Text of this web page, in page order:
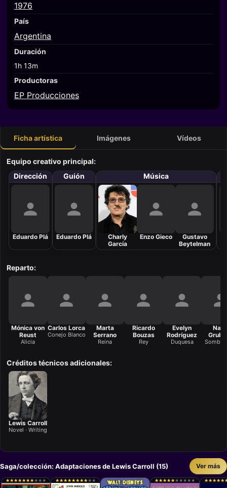
1976
País
Argentina
Duración
1h 13m
Productoras
EP Producciones
Ficha artística Imágenes Vídeos
Equipo creativo principal:
Dirección
Eduardo Plá
Guión
Eduardo Plá
Música
Charly
García
Enzo Gieco
Gustavo
Beytelman
Reparto:
Mónica von
Reust
Alicia
Carlos Lorca
Conejo Blanco
Marta
Serrano
Reina
Ricardo
Bouzas
Rey
Evelyn
Rodríguez
Duquesa
Créditos técnicos adicionales:
Lewis Carroll
Novel · Writing
Saga/colección: Adaptaciones de Lewis Carroll (15) Ver más
★
★★
★★
★★
★★
★★
★★
★★
★ ★
★ ★
★ ★
★★
★★
★★
★★
★★
★★
★★
★★
★ ★
★ ★
★★
★★
★★
★★
★★
★ ★
★ ★
★ ★
★ ★
★ ★
★★
★★
★★
★★
★